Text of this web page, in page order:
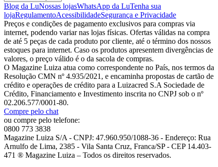
Blog da LuNossas lojasWhatsApp da LuTenha sua
lojaRegulamentoAcessibilidadeSegurança e Privacidade
Preços e condições de pagamento exclusivos para compras via
internet, podendo variar nas lojas físicas. Ofertas válidas na compra
de até 5 peças de cada produto por cliente, até o término dos nossos
estoques para internet. Caso os produtos apresentem divergências de
valores, o preço válido é o da sacola de compras.
O Magazine Luiza atua como correspondente no País, nos termos da
Resolução CMN nº 4.935/2021, e encaminha propostas de cartão de
crédito e operações de crédito para a Luizacred S.A Sociedade de
Crédito, Financiamento e Investimento inscrita no CNPJ sob o nº
02.206.577/0001-80.
Compre pelo chat
ou compre pelo telefone:
0800 773 3838
Magazine Luiza S/A - CNPJ: 47.960.950/1088-36 - Endereço: Rua
Arnulfo de Lima, 2385 - Vila Santa Cruz, Franca/SP - CEP 14.403-
471 ® Magazine Luiza – Todos os direitos reservados.